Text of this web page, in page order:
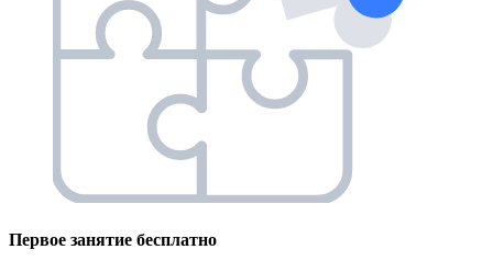
Первое занятие бесплатно